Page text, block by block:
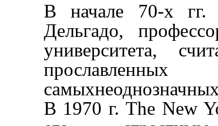
В начале 70-х гг.
Дельгадо,
университета,
В 1970 г. The New